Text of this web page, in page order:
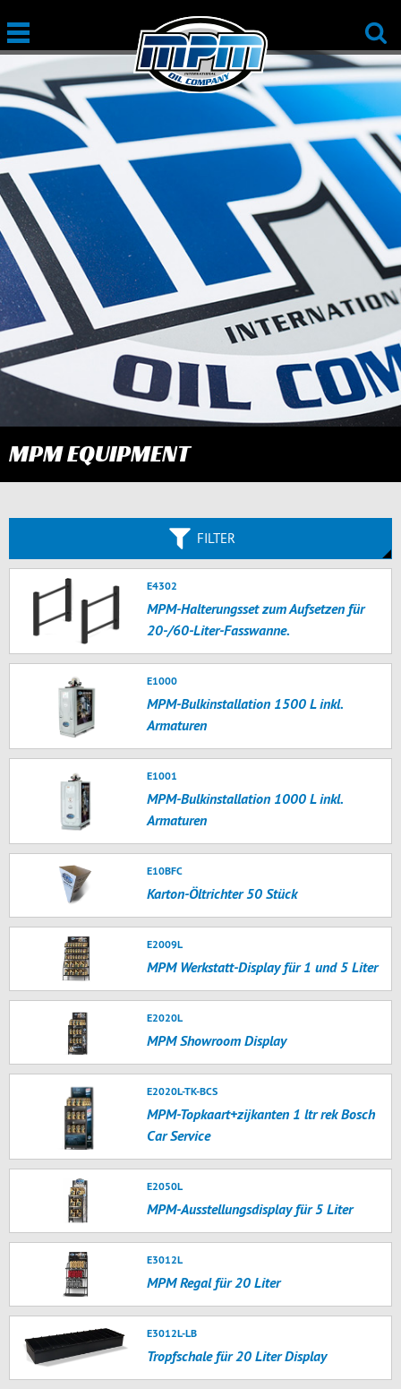
MPM EQUIPMENT
FILTER
E4302
MPM-Halterungsset zum Aufsetzen für
20-/60-Liter-Fasswanne.
E1000
MPM-Bulkinstallation 1500 L inkl.
Armaturen
E1001
MPM-Bulkinstallation 1000 L inkl.
Armaturen
E10BFC
Karton-Öltrichter 50 Stück
E2009L
MPM Werkstatt-Display für 1 und 5 Liter
E2020L
MPM Showroom Display
E2020L-TK-BCS
MPM-Topkaart+zijkanten 1 ltr rek Bosch
Car Service
E2050L
MPM-Ausstellungsdisplay für 5 Liter
E3012L
MPM Regal für 20 Liter
E3012L-LB
Tropfschale für 20 Liter Display